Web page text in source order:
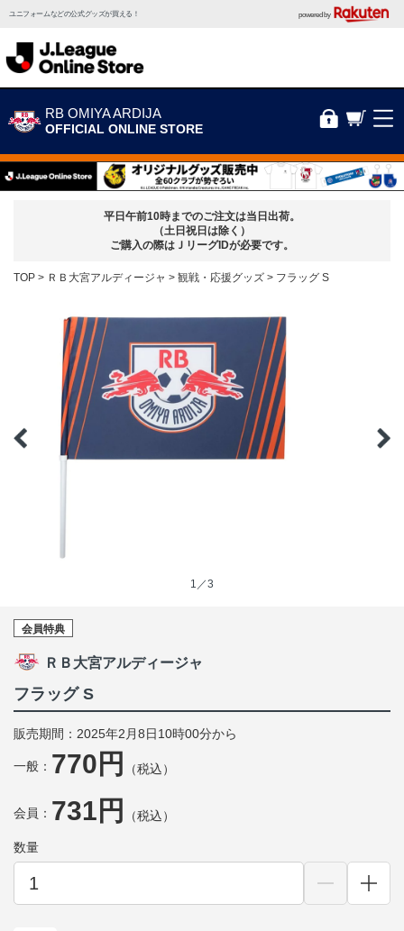
ユニフォームなどの公式グッズが買える！ powered by
RB OMIYA ARDIJA
OFFICIAL ONLINE STORE
平日午前10時までのご注文は当日出荷。
（土日祝日は除く）
ご購入の際はＪリーグIDが必要です。
TOP ＲＢ大宮アルディージャ 観戦・応援グッズ フラッグ S
1／3
会員特典
ＲＢ大宮アルディージャ
フラッグ S
販売期間：2025年2月8日10時00分から
一般： 770円 （税込）
会員： 731円 （税込）
数量